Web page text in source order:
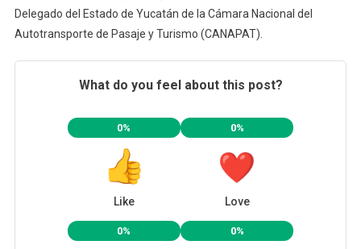
Delegado del Estado de Yucatán de la Cámara Nacional del
Autotransporte de Pasaje y Turismo (CANAPAT).
What do you feel about this post?
0%
Like
0%
Love
0% 0%